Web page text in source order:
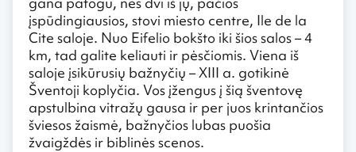
įspūdingiausios, stovi miesto centre, Ile de la
Cite saloje. Nuo Eifelio bokšto iki šios salos – 4
km, tad galite keliauti ir pėsčiomis. Viena iš
saloje įsikūrusių bažnyčių – XIII a. gotikinė
Šventoji koplyčia. Vos įžengus į šią šventovę
apstulbina vitražų gausa ir per juos krintančios
šviesos žaismė, bažnyčios lubas puošia
žvaigždės ir biblinės scenos.